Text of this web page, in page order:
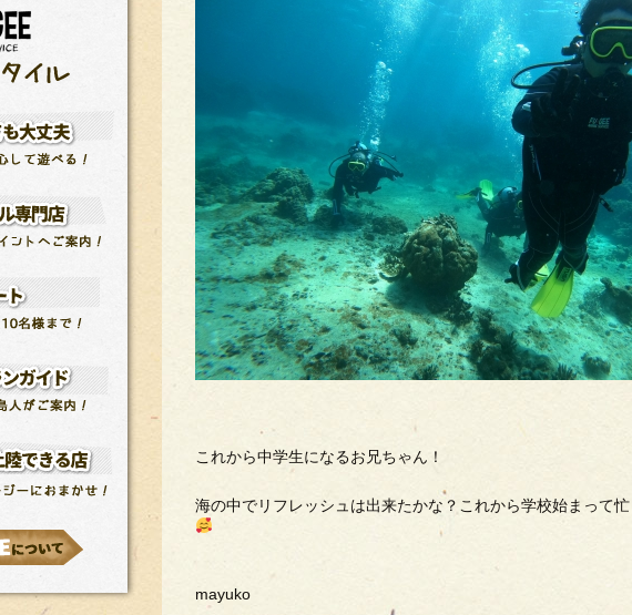
これから中学生になるお兄ちゃん！
海の中でリフレッシュは出来たかな？これから学校始まって
mayuko